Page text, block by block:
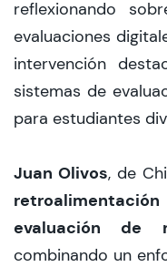
reflexionando
evaluaciones
intervención
sistemas de
para estudiantes
Juan Olivos, de
evaluación de
combinando un